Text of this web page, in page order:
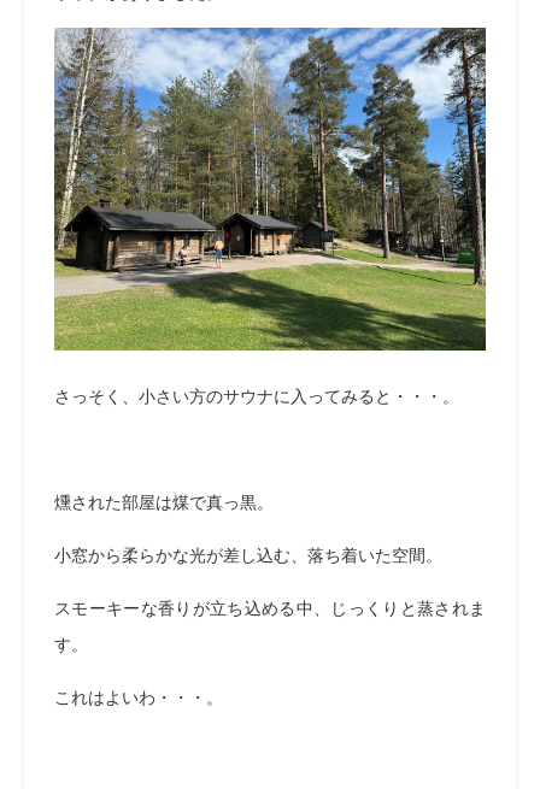
さっそく、小さい方のサウナに入ってみると・・・。
燻された部屋は煤で真っ黒。
小窓から柔らかな光が差し込む、落ち着いた空間。
スモーキーな香りが立ち込める中、じっくりと蒸されま
す。
これはよいわ・・・。